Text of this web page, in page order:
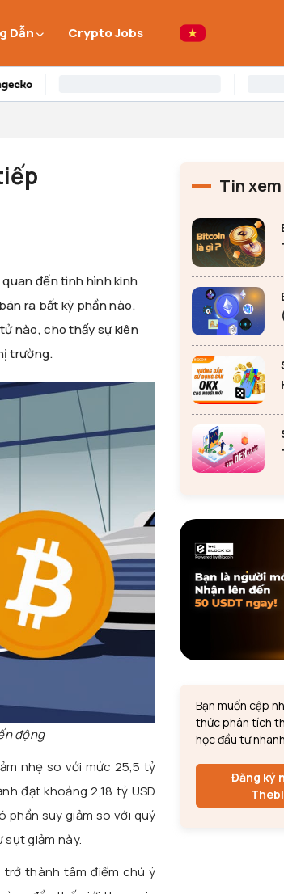
Dẫn Crypto Jobs
đến tình hình kinh
ra bất kỳ phần nào.
nào, cho thấy sự kiên
trường.
động
nhẹ so với mức 25,5 tỷ
đạt khoảng 2,18 tỷ USD
phần suy giảm so với quý
giảm này.
trở thành tâm điểm chú ý
Tin
Bạn muốn cập
thức phân tích
học đầu tư
Đăng ký